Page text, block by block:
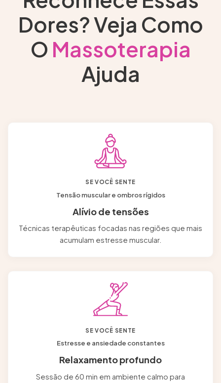
Dores? Veja Como
O Massoterapia
Ajuda
SE VOCÊ SENTE
Tensão muscular e ombros rígidos
Alívio de tensões
Técnicas terapêuticas focadas nas regiões que mais
acumulam estresse muscular.
SE VOCÊ SENTE
Estresse e ansiedade constantes
Relaxamento profundo
Sessão de 60 min em ambiente calmo para